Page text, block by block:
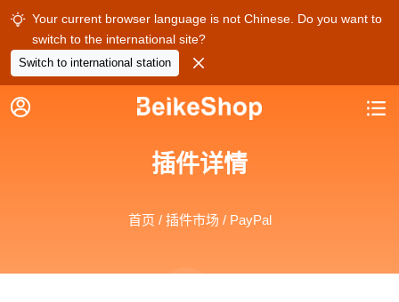
 Your current browser language is not Chinese. Do you want to
switch to the international site?
Switch to international station 
 
插件详情
首页 / 插件市场 / PayPal